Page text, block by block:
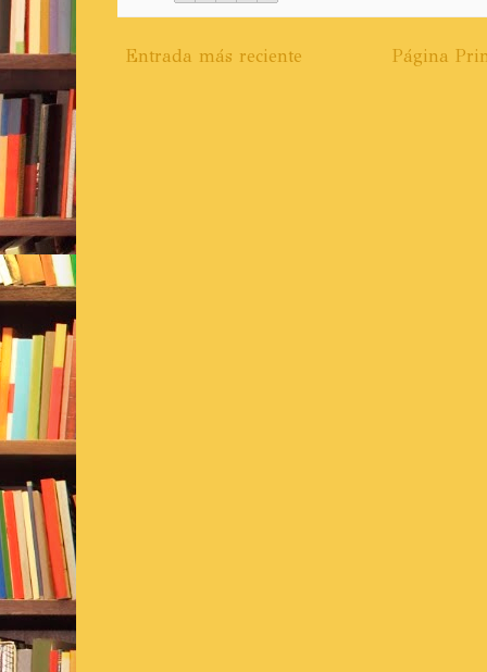
Entrada más reciente Página